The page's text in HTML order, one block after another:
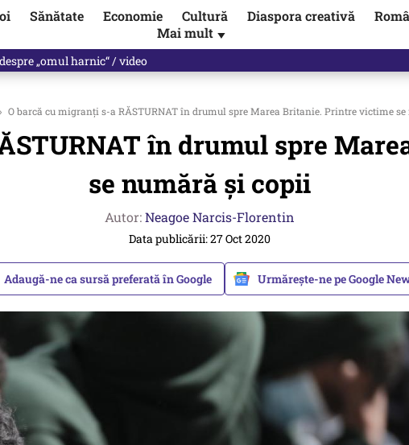
Sănătate Economie Cultură Diaspora creativă
Mai mult ▼
„omul harnic“ / video
› O barcă cu migranți s-a RĂSTURNAT în drumul spre Marea Britanie. Printre victime
în drumul spre
se numără și copii
Autor:Neagoe Narcis-Florentin
Data publicării: 27 Oct 2020
Adaugă-ne ca sursă preferată în Google Urmărește-ne pe Google